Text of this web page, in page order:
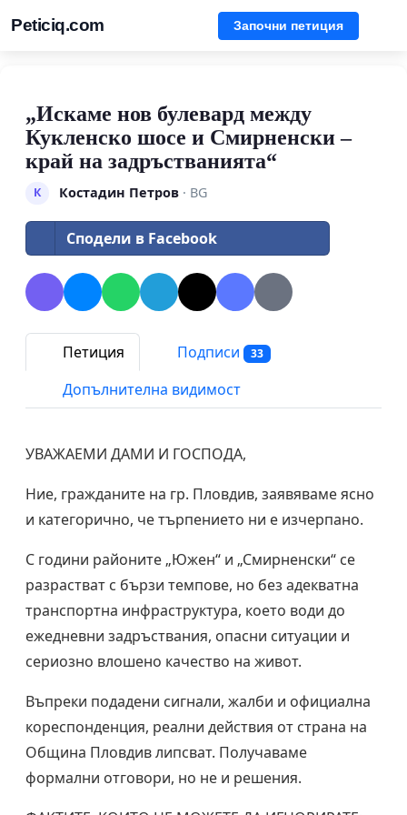
Peticiq.com Започни петиция
„Искаме нов булевард между
Кукленско шосе и Смирненски –
край на задръстванията“
К Костадин Петров· BG
Сподели в Facebook
Петиция Подписи 33
Допълнителна видимост
УВАЖАЕМИ ДАМИ И ГОСПОДА,
Ние, гражданите на гр. Пловдив, заявяваме ясно
и категорично, че търпението ни е изчерпано.
С години районите „Южен“ и „Смирненски“ се
разрастват с бързи темпове, но без адекватна
транспортна инфраструктура, което води до
ежедневни задръствания, опасни ситуации и
сериозно влошено качество на живот.
Въпреки подадени сигнали, жалби и официална
кореспонденция, реални действия от страна на
Община Пловдив липсват. Получаваме
формални отговори, но не и решения.